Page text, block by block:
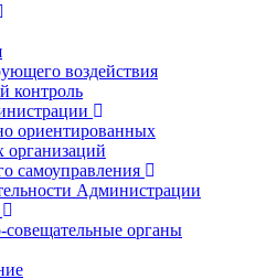
воздействия
контроль
ориентированных
организаций
самоуправления
Администрации
совещательные органы